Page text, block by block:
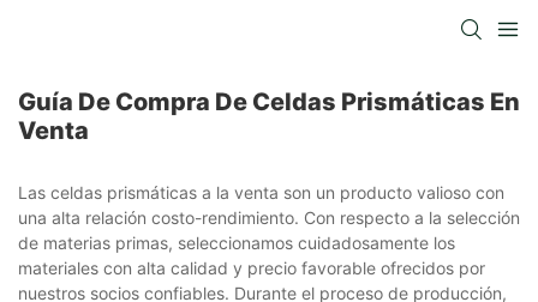
Guía De Compra De Celdas Prismáticas En
Venta
Las celdas prismáticas a la venta son un producto valioso con
una alta relación costo-rendimiento. Con respecto a la selección
de materias primas, seleccionamos cuidadosamente los
materiales con alta calidad y precio favorable ofrecidos por
nuestros socios confiables. Durante el proceso de producción,